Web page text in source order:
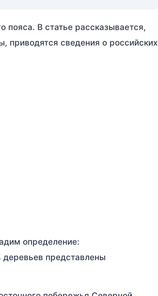
пояса. В статье рассказывается,
приводятся сведения о российских
определение:
деревьев представлены